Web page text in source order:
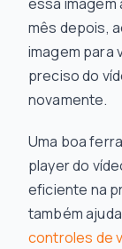
essa imagem
mês depois,
imagem para
preciso do
novamente.
Uma boa
player do
eficiente na
também
controles de